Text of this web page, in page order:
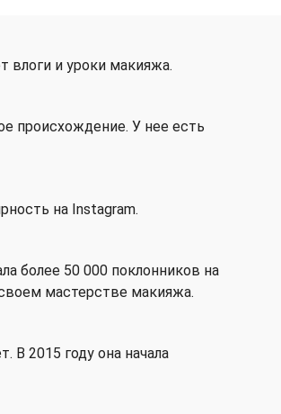
влоги и уроки макияжа.
происхождение. У нее есть
на Instagram.
более 50 000 поклонников на
мастерстве макияжа.
В 2015 году она начала